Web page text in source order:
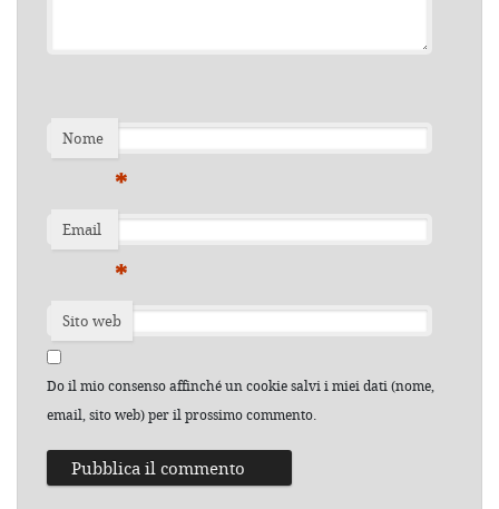
Nome
*
Email
*
Sito web
Do il mio consenso affinché un cookie salvi i miei dati (nome,
email, sito web) per il prossimo commento.